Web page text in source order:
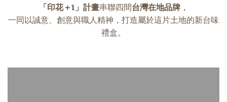
「印花＋1」計畫串聯四間台灣在地品牌，
一同以誠意、創意與職人精神，打造屬於這片土地的新台味
禮盒。